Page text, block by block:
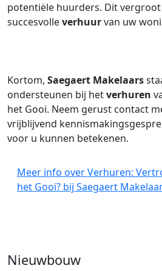
potentiële huurders. Dit vergroot
succesvolleverhuurvan uw
Kortom, Saegaert Makelaars
ondersteunen bij hetverhuren
het Gooi. Neem gerust contact
vrijblijvend
voor u kunnen betekenen.
Meer info over Verhuren:
het Gooi? bij Saegaert
Nieuwbouw